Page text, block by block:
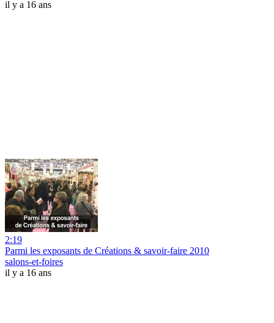
il y a 16 ans
2:19
Parmi les exposants de Créations & savoir-faire 2010
salons-et-foires
il y a 16 ans